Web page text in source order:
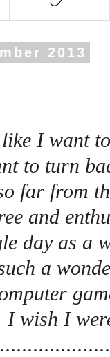
2013
I want
to turn
far from
and
day as a
a
I wish I